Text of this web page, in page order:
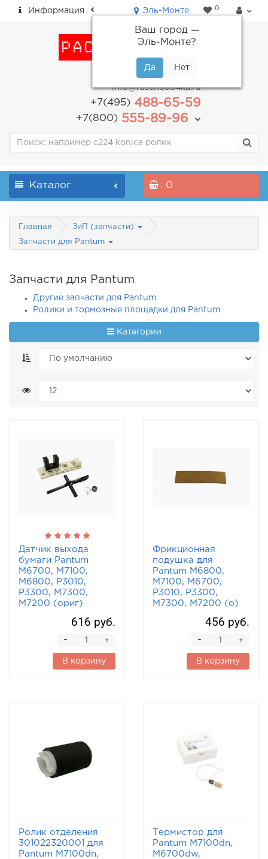
Информация Эль-Монте
Ваш город —
Эль-Монте?
0
пн-пт: с 9.00 до 18.00
info@raschodo4ka.ru
+7(495)488-65-59
+7(800)555-89-96
Каталог : 0
Главная ЗиП (запчасти)
Запчасти для Pantum
Запчасти для Pantum
Другие запчасти для Pantum
Ролики и тормозные площадки для Pantum
Категории
Датчик выхода
бумаги Pantum
M6700, M7100,
M6800, P3010,
P3300, M7300,
M7200 (ориг)
616 руб.
+
-
В корзину
Фрикционная
подушка для
Pantum M6800,
M7100, M6700,
P3010, P3300,
M7300, M7200 (o)
456 руб.
+
-
В корзину
Ролик отделения
301022320001 для
Pantum M7100dn,
Термистор для
Pantum M7100dn,
M6700dw,